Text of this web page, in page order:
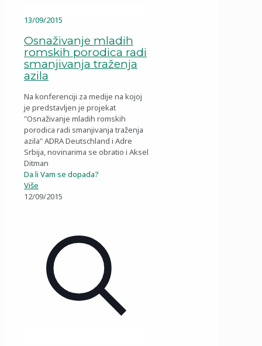
13/09/2015
Osnaživanje mladih
romskih porodica radi
smanjivanja traženja
azila
Na konferenciji za medije na kojoj
je predstavljen je projekat
"Osnaživanje mladih romskih
porodica radi smanjivanja traženja
azila" ADRA Deutschland i Adre
Srbija, novinarima se obratio i Aksel
Ditman
Da li Vam se dopada?
Više
12/09/2015